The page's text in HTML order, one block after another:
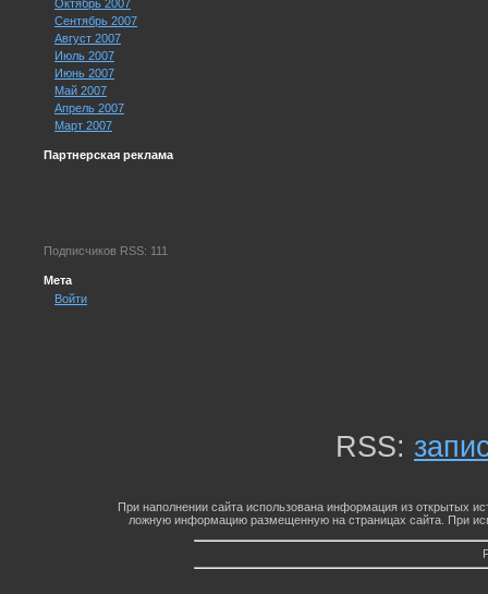
Октябрь 2007
Сентябрь 2007
Август 2007
Июль 2007
Июнь 2007
Май 2007
Апрель 2007
Март 2007
Партнерская реклама
Подписчиков RSS: 111
Мета
Войти
RSS:
При наполнении сайта использована информация из открытых
ложную информацию размещенную на страницах сайта. При